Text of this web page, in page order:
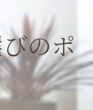
のポ